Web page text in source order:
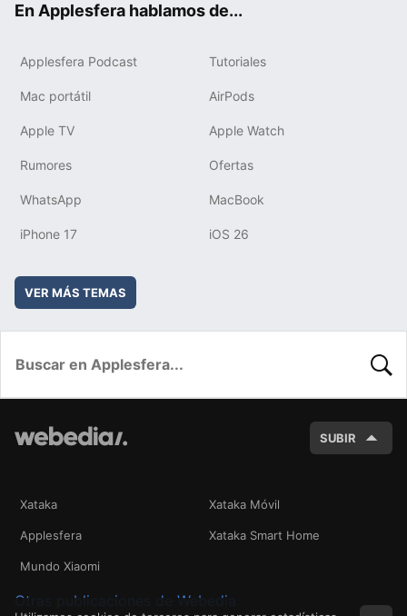
En Applesfera hablamos de...
Applesfera Podcast Tutoriales
Mac portátil AirPods
Apple TV Apple Watch
Rumores Ofertas
WhatsApp MacBook
iPhone 17 iOS 26
VER MÁS TEMAS
SUBIR
Xataka Xataka Móvil
Applesfera Xataka Smart Home
Mundo Xiaomi
Otras publicaciones de Webedia